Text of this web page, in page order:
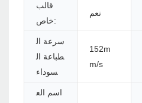
قالب
خاص:
نعم
سرعة ال
طباعة ال
سوداء
152m
m/s
اسم الع